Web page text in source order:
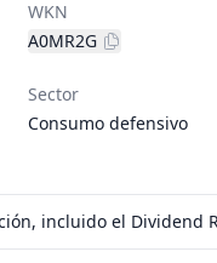
WKN
A0MR2G
Sector
Consumo defensivo
incluido el Dividend